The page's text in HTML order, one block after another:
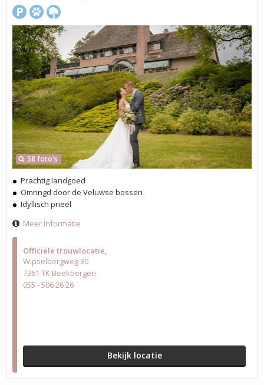
Officiële trouwlocatie
Wipselbergweg 30
7361 TK Beekbergen
055 - 506 26 26
Bekijk locatie
58 foto's
Prachtig landgoed
Omringd door de Veluwse bossen
Idyllisch prieel
Meer informatie